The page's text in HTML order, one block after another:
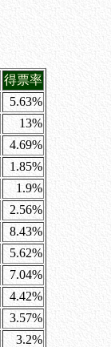
得票率
5.63%
13%
4.69%
1.85%
1.9%
2.56%
8.43%
5.62%
7.04%
4.42%
3.57%
3.2%